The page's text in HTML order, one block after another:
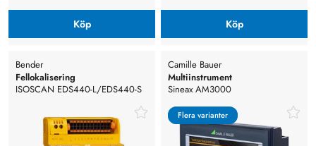
Köp Köp
Bender
Fellokalisering
ISOSCAN EDS440-L/EDS440-S
Flera varianter
Flera varianter
Camille Bauer
Multiinstrument
Sineax AM3000